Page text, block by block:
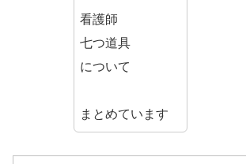
看護師
七つ道具
について
まとめています